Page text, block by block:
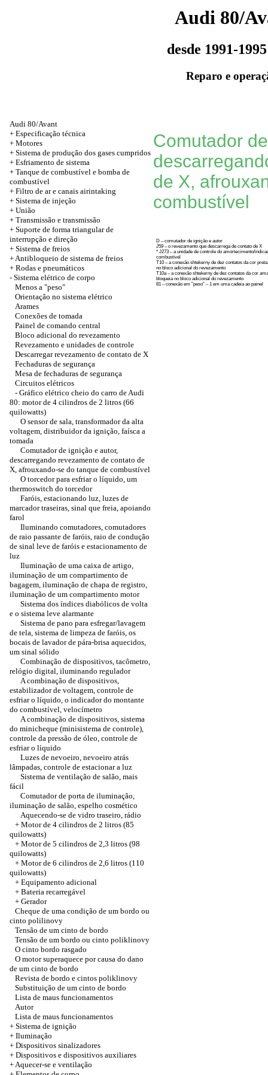
Audi 80/
desde 1991-
Reparo e
Audi 80/Avant
+ Especificação técnica
+ Motores
+ Sistema de produção dos gases cumpridos
+ Esfriamento de sistema
+ Tanque de combustível e bomba de
combustível
+ Filtro de ar e canais airintaking
+ Sistema de injeção
+ União
+ Transmissão e transmissão
+ Suporte de forma triangular de
interrupção e direção
+ Sistema de freios
+ Antibloqueio de sistema de freios
+ Rodas e pneumáticos
- Sistema elétrico de corpo
Menos a "peso"
Orientação no sistema elétrico
Arames
Conexões de tomada
Painel de comando central
Bloco adicional do revezamento
Revezamento e unidades de controle
Descarregar revezamento de contato de X
Fechaduras de segurança
Mesa de fechaduras de segurança
Circuitos elétricos
- Gráfico elétrico cheio do carro de Audi
80: motor de 4 cilindros de 2 litros (66
quilowatts)
O sensor de sala, transformador da alta
voltagem, distribuidor da ignição, faísca a
tomada
Comutador de ignição e autor,
descarregando revezamento de contato de
X, afrouxando-se do tanque de combustível
O torcedor para esfriar o líquido, um
thermoswitch do torcedor
Faróis, estacionando luz, luzes de
marcador traseiras, sinal que freia, apoiando
farol
Iluminando comutadores, comutadores
de raio passante de faróis, raio de condução
de sinal leve de faróis e estacionamento de
luz
Iluminação de uma caixa de artigo,
iluminação de um compartimento de
bagagem, iluminação de chapa de registro,
iluminação de um compartimento motor
Sistema dos índices diabólicos de volta
e o sistema leve alarmante
Sistema de pano para esfregar/lavagem
de tela, sistema de limpeza de faróis, os
bocais de lavador de pára-brisa aquecidos,
um sinal sólido
Combinação de dispositivos, tacômetro,
relógio digital, iluminando regulador
A combinação de dispositivos,
estabilizador de voltagem, controle de
esfriar o líquido, o indicador do montante
do combustível, velocímetro
A combinação de dispositivos, sistema
do minicheque (minisistema de controle),
controle da pressão de óleo, controle de
esfriar o líquido
Luzes de nevoeiro, nevoeiro atrás
lâmpadas, controle de estacionar a luz
Sistema de ventilação de salão, mais
fácil
Comutador de porta de iluminação,
iluminação de salão, espelho cosmético
Aquecendo-se de vidro traseiro, rádio
+ Motor de 4 cilindros de 2 litros (85
quilowatts)
+ Motor de 5 cilindros de 2,3 litros (98
quilowatts)
+ Motor de 6 cilindros de 2,6 litros (110
quilowatts)
+ Equipamento adicional
+ Bateria recarregável
+ Gerador
Cheque de uma condição de um bordo ou
cinto polilinovy
Tensão de um cinto de bordo
Tensão de um bordo ou cinto poliklinovy
O cinto bordo rasgado
O motor superaquece por causa do dano
de um cinto de bordo
Revista de bordo e cintos poliklinovy
Substituição de um cinto de bordo
Lista de maus funcionamentos
Autor
Lista de maus funcionamentos
+ Sistema de ignição
+ Iluminação
+ Dispositivos sinalizadores
+ Dispositivos e dispositivos auxiliares
+Aquecer-se e ventilação
Comutador
de X,
combustível
D – comutador de ignição e autor
J59 – o revezamento que descarrega de contato de X
* J273 – a unidade de controle do amortecimento/
combustível
T10 – a conexão shtekerny de dez contatos da cor
no bloco adicional do revezamento
T10a – a conexão shtekerny de dez contatos da cor
bloqueia no bloco adicional do revezamento
81 – conexão em "peso" – 1 em uma cadeia ao painel